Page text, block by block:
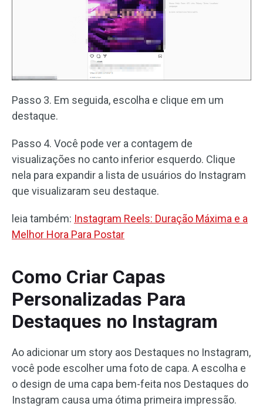
Passo 3. Em seguida, escolha e clique em um
destaque.
Passo 4. Você pode ver a contagem de
visualizações no canto inferior esquerdo. Clique
nela para expandir a lista de usuários do Instagram
que visualizaram seu destaque.
leia também: Instagram Reels: Duração Máxima e a
Melhor Hora Para Postar
Como Criar Capas
Personalizadas Para
Destaques no Instagram
Ao adicionar um story aos Destaques no Instagram,
você pode escolher uma foto de capa. A escolha e
o design de uma capa bem-feita nos Destaques do
Instagram causa uma ótima primeira impressão.